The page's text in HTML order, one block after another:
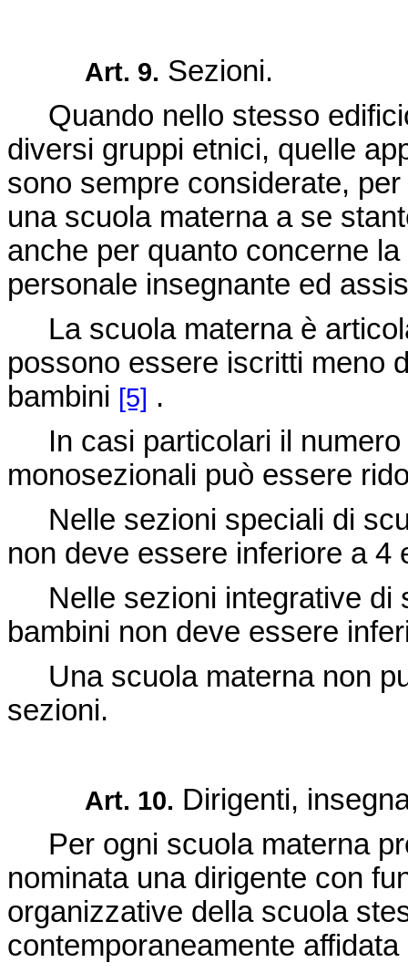
Art. 9. Sezioni.
Quando nello stesso
diversi gruppi etnici, quelle
sono sempre considerate,
una scuola materna a se
anche per quanto concerne
personale insegnante ed
La scuola materna è
possono essere iscritti meno
bambini [5] .
In casi particolari il numero
monosezionali può essere
Nelle sezioni speciali di
non deve essere inferiore a
Nelle sezioni integrative di
bambini non deve essere
Una scuola materna non
sezioni.
Art. 10. Dirigenti,
Per ogni scuola materna
nominata una dirigente con
organizzative della scuola
contemporaneamente